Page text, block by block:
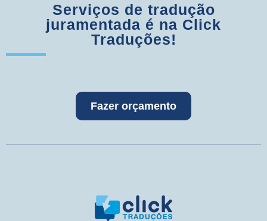
Serviços de tradução
juramentada é na Click
Traduções!
Fazer orçamento